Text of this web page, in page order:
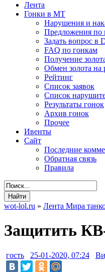
Лента
Гонки в МТ
Нарушения и
Предложения по
Задать вопрос в
FAQ по гонкам
Получение
Обмен золота на
Рейтинг
Список заявок
Список
Результаты гонок
Архив гонок
Прочее
Ивенты
Сайт
Последние
Обратная связь
Правила
wot-lol.ru » Лента Мира
Защитить
гость 25-01-2020, 07:24